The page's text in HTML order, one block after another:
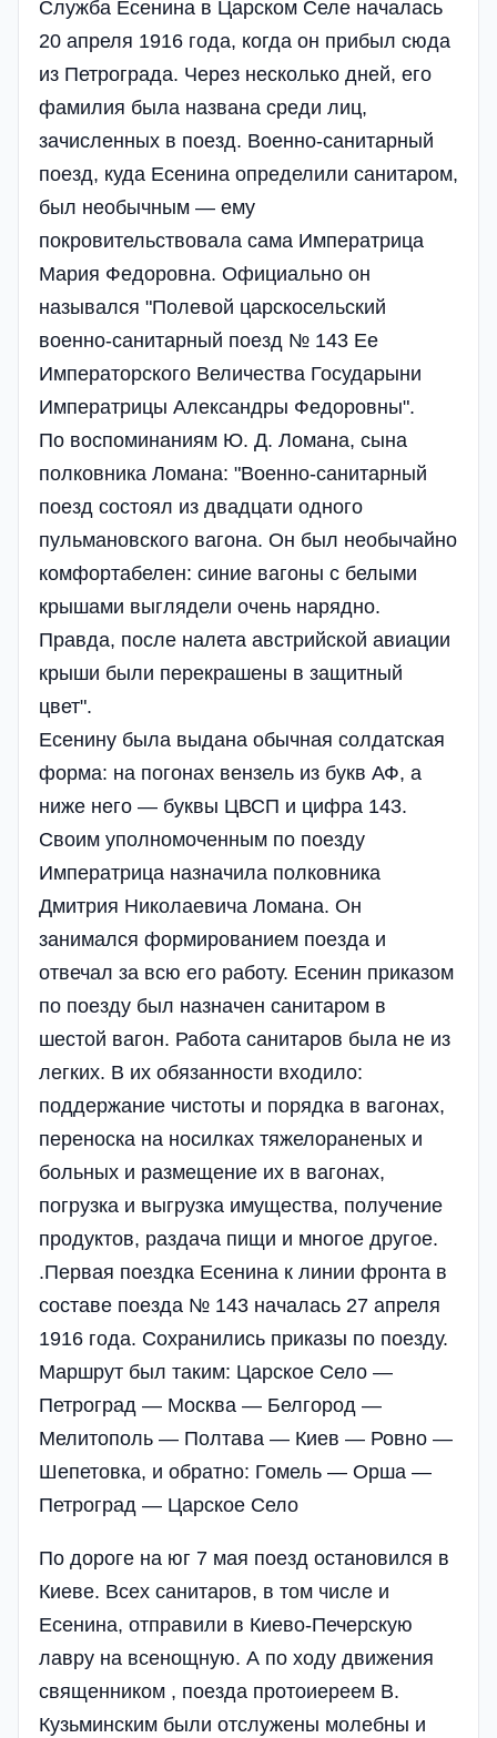
Служба Есенина в Царском Селе началась
20 апреля 1916 года, когда он прибыл сюда
из Петрограда. Через несколько дней, его
фамилия была названа среди лиц,
зачисленных в поезд. Военно-санитарный
поезд, куда Есенина определили санитаром,
был необычным — ему
покровительствовала сама Императрица
Мария Федоровна. Официально он
назывался "Полевой царскосельский
военно-санитарный поезд № 143 Ее
Императорского Величества Государыни
Императрицы Александры Федоровны".
По воспоминаниям Ю. Д. Ломана, сына
полковника Ломана: "Военно-санитарный
поезд состоял из двадцати одного
пульмановского вагона. Он был необычайно
комфортабелен: синие вагоны с белыми
крышами выглядели очень нарядно.
Правда, после налета австрийской авиации
крыши были перекрашены в защитный
цвет".
Есенину была выдана обычная солдатская
форма: на погонах вензель из букв АФ, а
ниже него — буквы ЦВСП и цифра 143.
Своим уполномоченным по поезду
Императрица назначила полковника
Дмитрия Николаевича Ломана. Он
занимался формированием поезда и
отвечал за всю его работу. Есенин приказом
по поезду был назначен санитаром в
шестой вагон. Работа санитаров была не из
легких. В их обязанности входило:
поддержание чистоты и порядка в вагoнax,
переноска на носилках тяжелораненых и
больных и размещение их в вагонах,
погрузка и выгрузка имущества, получение
продуктов, раздача пищи и многое другое.
.Первая поездка Есенина к линии фронта в
составе поезда № 143 началась 27 апреля
1916 года. Сохранились приказы по поезду.
Маршрут был таким: Царское Село —
Петроград — Москва — Белгород —
Мелитополь — Полтава — Киев — Ровно —
Шепетовка, и обратно: Гомель — Орша —
Петроград — Царское Село
По дороге на юг 7 мая поезд остановился в
Киеве. Всех санитаров, в том числе и
Есенина, отправили в Киево-Печерскую
лавру на всенощную. А по ходу движения
священником , поезда протоиереем В.
Кузьминским были отслужены молебны и